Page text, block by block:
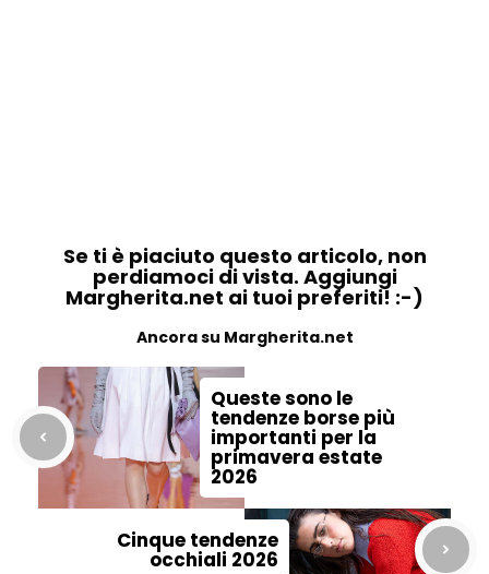
Se ti è piaciuto questo articolo, non
perdiamoci di vista. Aggiungi
Margherita.net ai tuoi preferiti! :-)
Ancora su Margherita.net
Queste sono le
tendenze borse più
importanti per la
primavera estate
2026
Cinque tendenze
occhiali 2026